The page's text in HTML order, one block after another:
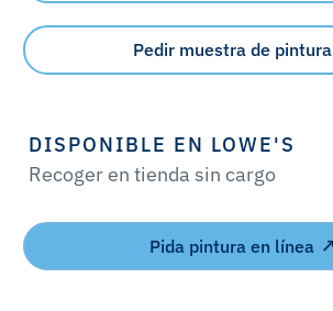
Pedir muestra de pintura
DISPONIBLE EN LOWE'S
Recoger en tienda sin cargo
Pida pintura en línea